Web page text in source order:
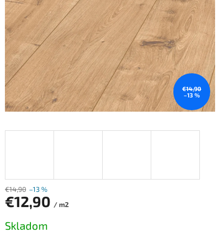
€14,90
–13 %
€14,90 –13 %
€12,90 / m2
cena:
Skladom